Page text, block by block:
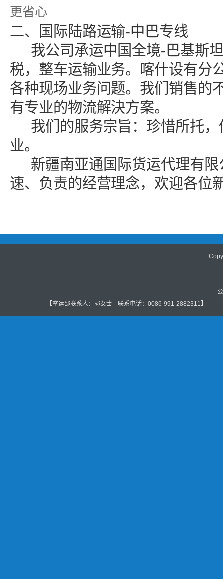
更省心
二、 国际陆路运输-中巴专线
我公司承运中国全境-巴基斯
税，整车运输业务。喀什设有分
各种现场业务问题。我们销售的
有专业的物流解決方案。
我们的服务宗旨：珍惜所托
业。
新疆南亚通国际货运代理有
速、负责的经营理念，欢迎各位
【空运部联系人：郭女士 联系电话：0086-991-2882311】